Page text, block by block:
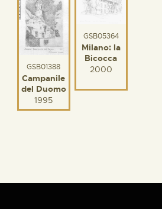
GSB01388
Campanile
del Duomo
1995
GSB05364
Milano: la
Bicocca
2000